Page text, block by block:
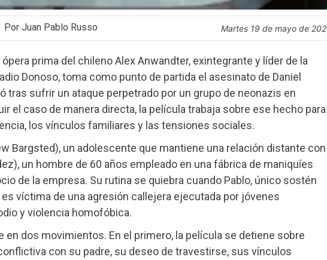
Por Juan Pablo Russo martes 19 de mayo de
ópera prima del chileno Alex Anwandter, exintegrante y líder de la
Donoso, toma como punto de partida el asesinato de Daniel
tras sufrir un ataque perpetrado por un grupo de neonazis en
el caso de manera directa, la película trabaja sobre ese hecho para
los vínculos familiares y las tensiones sociales.
Bargsted), un adolescente que mantiene una relación distante con
un hombre de 60 años empleado en una fábrica de maniquíes
de la empresa. Su rutina se quiebra cuando Pablo, único sostén
víctima de una agresión callejera ejecutada por jóvenes
y violencia homofóbica.
en dos movimientos. En el primero, la película se detiene sobre
con su padre, su deseo de travestirse, sus vínculos